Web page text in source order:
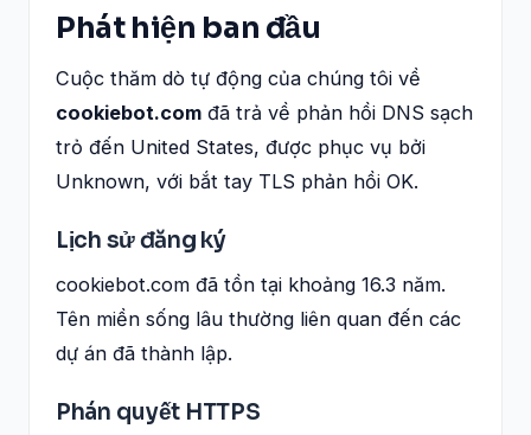
Phát hiện ban đầu
Cuộc thăm dò tự động của chúng tôi về
cookiebot.com đã trả về phản hồi DNS sạch
trỏ đến United States, được phục vụ bởi
Unknown, với bắt tay TLS phản hồi OK.
Lịch sử đăng ký
cookiebot.com đã tồn tại khoảng 16.3 năm.
Tên miền sống lâu thường liên quan đến các
dự án đã thành lập.
Phán quyết HTTPS